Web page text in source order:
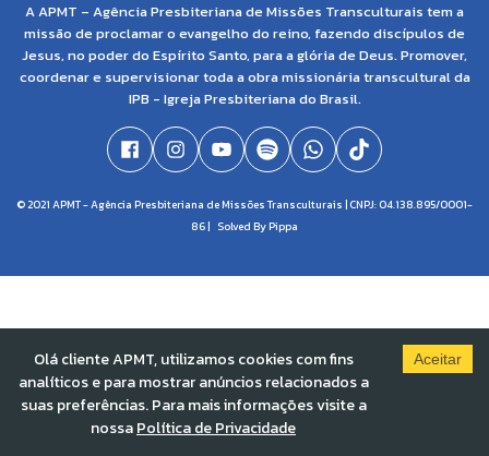
A APMT – Agência Presbiteriana de Missões Transculturais tem a
missão de proclamar o evangelho do reino, fazendo discípulos de
Jesus, no poder do Espírito Santo, para a glória de Deus. Promover,
coordenar e supervisionar toda a obra missionária transcultural da
IPB - Igreja Presbiteriana do Brasil.
© 2021 APMT - Agência Presbiteriana de Missões Transculturais | CNPJ: 04.138.895/0001-
86 | Solved By Pippa
Olá cliente APMT, utilizamos cookies com fins
analíticos e para mostrar anúncios relacionados a
suas preferências. Para mais informações visite a
nossaPolítica de Privacidade
Aceitar